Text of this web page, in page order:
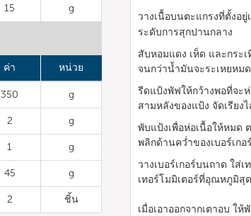
15 g
ค่า หน่วย
350 g
2 g
1 g
45 g
2 ชิ้น
วางเนื้อบนตะแกรงที่ตั้งอ
ระดับการสุกปานกลาง
สับหอมแดง เห็ด และกระ
จนกว่าน้ำมันจะระเหยหมด
รีดแป้งพัฟให้กว้างพอที่จะ
สามหลังของแป้ง จัดเรียง
พับแป้งเพื่อห่อเนื้อให้หมด
พลิกด้านคว่ำของเบอร์เก
วางเบอร์เกอร์บนถาด ใส่
เทอร์โมมิเตอร์ที่อุณหภูมิสุ
เมื่อเอาออกจากเตาอบ ใ